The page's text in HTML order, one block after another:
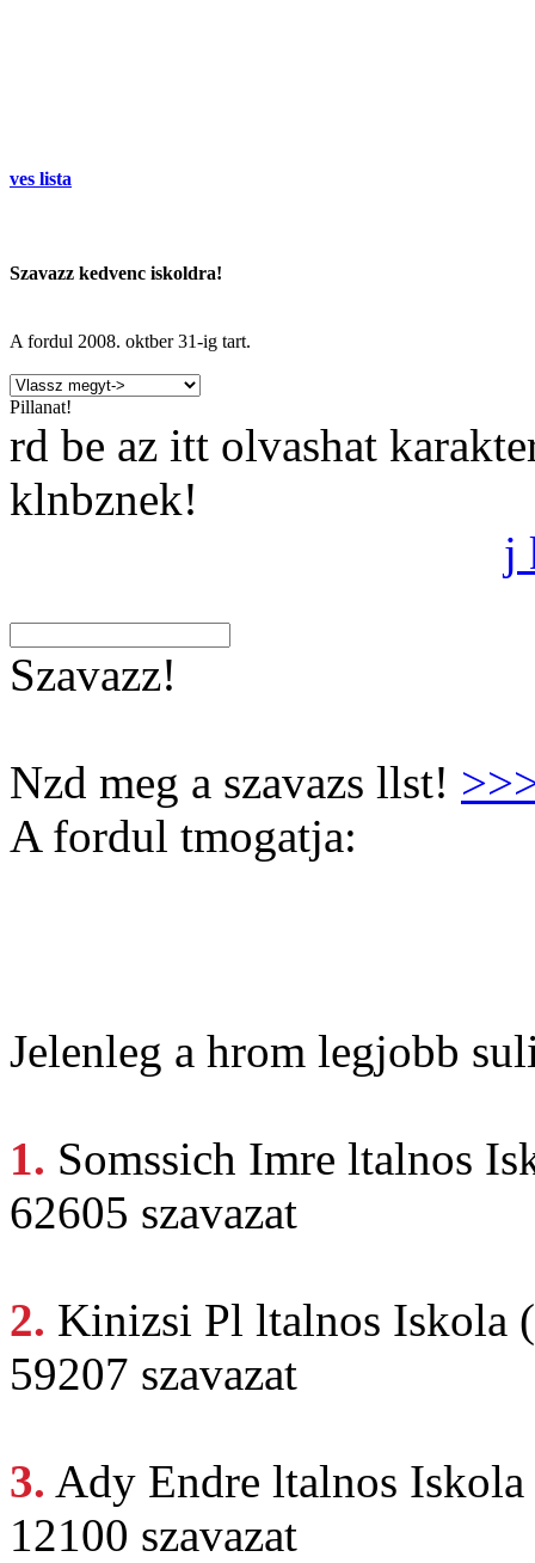
ves lista
Szavazz kedvenc iskoldra!
A fordul 2008. oktber 31-ig tart.
Pillanat!
rd be az itt olvashat
klnbznek!
j
Szavazz!
Nzd meg a szavazs llst!
A fordul tmogatja:
Jelenleg a hrom legjobb
1. Somssich Imre ltalnos
62605 szavazat
2. Kinizsi Pl ltalnos Iskola
59207 szavazat
3. Ady Endre ltalnos
12100 szavazat